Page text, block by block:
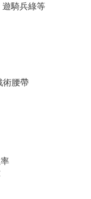
騎兵綠等
術腰帶